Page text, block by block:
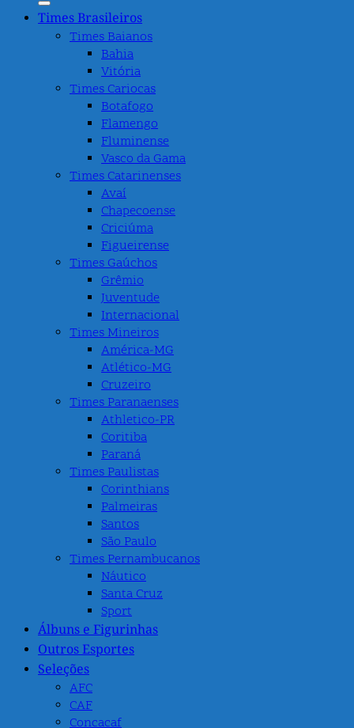
Times Brasileiros
Times Baianos
Bahia
Vitória
Times Cariocas
Botafogo
Flamengo
Fluminense
Vasco da Gama
Times Catarinenses
Avaí
Chapecoense
Criciúma
Figueirense
Times Gaúchos
Grêmio
Juventude
Internacional
Times Mineiros
América-MG
Atlético-MG
Cruzeiro
Times Paranaenses
Athletico-PR
Coritiba
Paraná
Times Paulistas
Corinthians
Palmeiras
Santos
São Paulo
Times Pernambucanos
Náutico
Santa Cruz
Sport
Álbuns e Figurinhas
Outros Esportes
Seleções
AFC
CAF
Concacaf